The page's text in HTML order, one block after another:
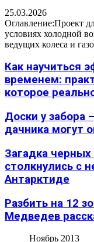
25.03.2026
Оглавление:Проект
условиях холодной
ведущих колеса и
Как научиться
временем:
которое
Доски у забора
дачника могут
Загадка
столкнулись с
Антарктиде
Разбить на 12
Медведев
Ноябрь 2013